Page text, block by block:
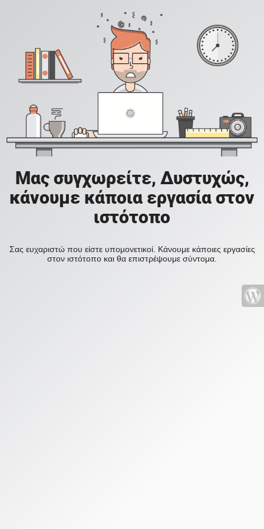
Μας συγχωρείτε, Δυστυχώς,
κάνουμε κάποια εργασία στον
ιστότοπο
Σας ευχαριστώ που είστε υπομονετικοί. Κάνουμε κάποιες εργασίες
στον ιστότοπο και θα επιστρέψουμε σύντομα.